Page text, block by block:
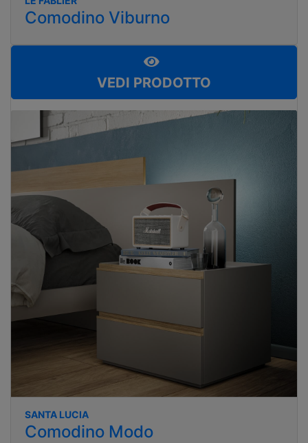
Comodino Viburno
VEDI PRODOTTO
SANTA LUCIA
Comodino Modo